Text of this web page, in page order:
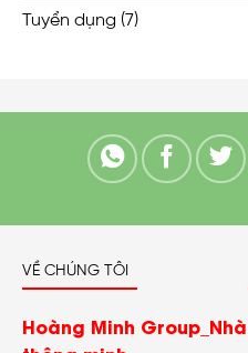
Tuyển dụng (7)
VỀ CHÚNG TÔI
Hoàng Minh Group_Nhà